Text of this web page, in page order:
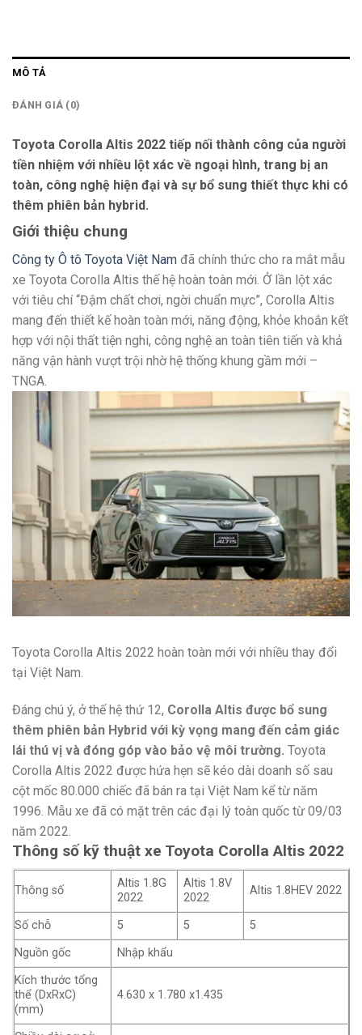
MÔ TẢ
ĐÁNH GIÁ (0)
Toyota Corolla Altis 2022 tiếp nối thành công của người
tiền nhiệm với nhiều lột xác về ngoại hình, trang bị an
toàn, công nghệ hiện đại và sự bổ sung thiết thực khi có
thêm phiên bản hybrid.
Giới thiệu chung
Công ty Ô tô Toyota Việt Nam đã chính thức cho ra mắt mẫu
xe Toyota Corolla Altis thế hệ hoàn toàn mới. Ở lần lột xác
với tiêu chí “Đậm chất chơi, ngời chuẩn mực”, Corolla Altis
mang đến thiết kế hoàn toàn mới, năng động, khỏe khoắn kết
hợp với nội thất tiện nghi, công nghệ an toàn tiên tiến và khả
năng vận hành vượt trội nhờ hệ thống khung gầm mới –
TNGA.
Toyota Corolla Altis 2022 hoàn toàn mới với nhiều thay đổi
tại Việt Nam.
Đáng chú ý, ở thế hệ thứ 12, Corolla Altis được bổ sung
thêm phiên bản Hybrid với kỳ vọng mang đến cảm giác
lái thú vị và đóng góp vào bảo vệ môi trường. Toyota
Corolla Altis 2022 được hứa hẹn sẽ kéo dài doanh số sau
cột mốc 80.000 chiếc đã bán ra tại Việt Nam kể từ năm
1996. Mẫu xe đã có mặt trên các đại lý toàn quốc từ 09/03
năm 2022.
Thông số kỹ thuật xe Toyota Corolla Altis 2022
Thông số
Altis 1.8G
2022
Altis 1.8V
2022
Altis 1.8HEV 2022
Số chỗ 5 5
5
Nguồn gốc
Nhập khẩu
Kích thước tổng
thể (DxRxC)
(mm)
4.630 x 1.780 x1.435